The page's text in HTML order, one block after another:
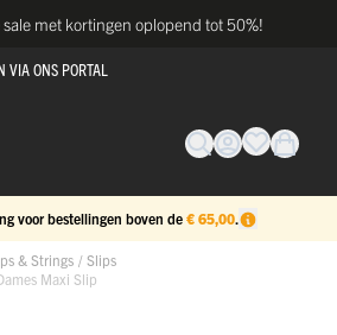
sale met kortingen oplopend tot 50%!
VIA ONS PORTAL
voor bestellingen boven de € 65,00.
& Strings / Slips
Maxi Slip